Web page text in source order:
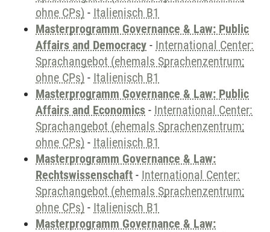
ohne CPs) - Italienisch B1
Masterprogramm Governance & Law: Public
Affairs and Democracy - International Center:
Sprachangebot (ehemals Sprachenzentrum;
ohne CPs) - Italienisch B1
Masterprogramm Governance & Law: Public
Affairs and Economics - International Center:
Sprachangebot (ehemals Sprachenzentrum;
ohne CPs) - Italienisch B1
Masterprogramm Governance & Law:
Rechtswissenschaft - International Center:
Sprachangebot (ehemals Sprachenzentrum;
ohne CPs) - Italienisch B1
Masterprogramm Governance & Law: